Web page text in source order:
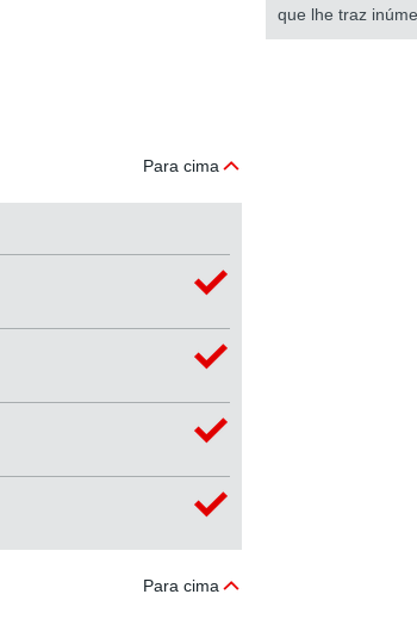
Para cima
Para cima
que lhe traz